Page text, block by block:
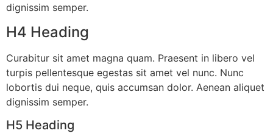
dignissim semper.
H4 Heading
Curabitur sit amet magna quam. Praesent in libero vel
turpis pellentesque egestas sit amet vel nunc. Nunc
lobortis dui neque, quis accumsan dolor. Aenean aliquet
dignissim semper.
H5 Heading